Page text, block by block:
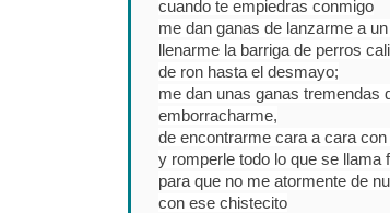
cuando te empiedras conmigo
me dan ganas de lanzarme a
llenarme la barriga de perros
de ron hasta el desmayo;
me dan unas ganas tremendas
emborracharme,
de encontrarme cara a cara con
y romperle todo lo que se llama
para que no me atormente de
con ese chistecito